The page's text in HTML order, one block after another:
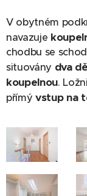
V obytném
navazuje
chodbu se
situovány dva
koupelnou.
přímývstup na